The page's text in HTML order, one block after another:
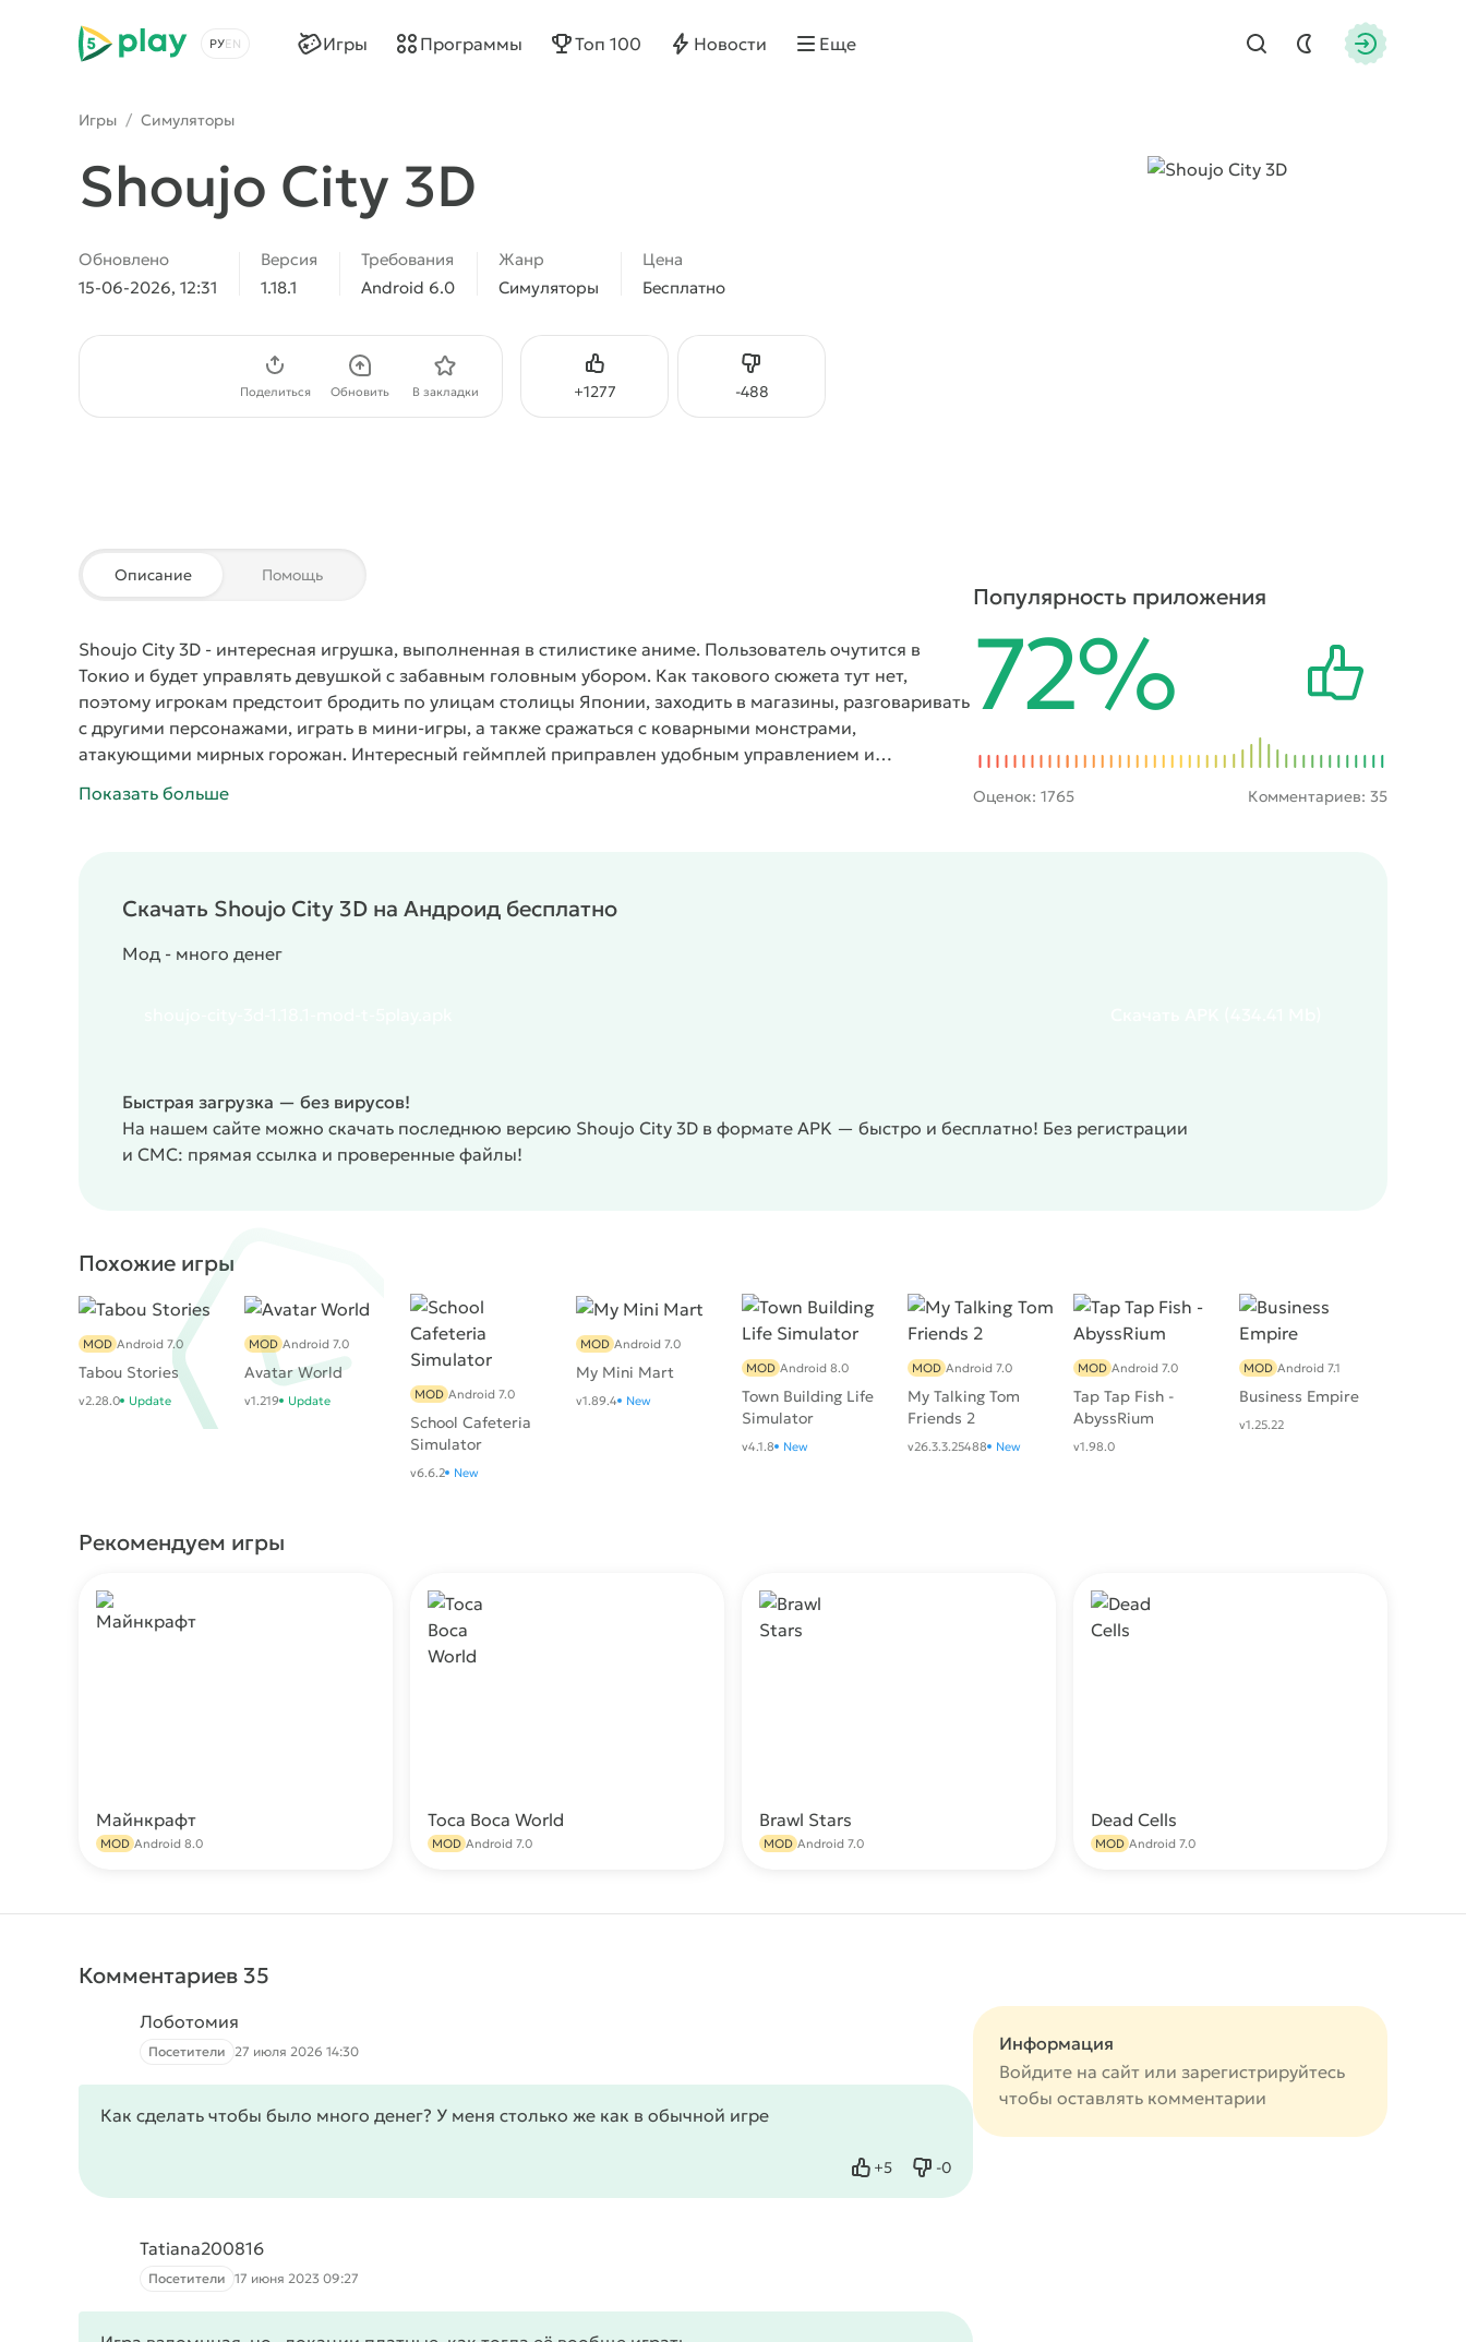
5play
Выбрать язык
Найти
Игры Программы Топ 100 Новости Еще
Игры / Симуляторы
Shoujo City 3D
Обновлено
15-06-2026, 12:31
Версия
1.18.1
Требования
Android 6.0
Жанр
Симуляторы
Цена
Бесплатно
+1277
Нравится -488
Не нравится
Поделиться Обновить В закладки
Описание Помощь
Shoujo City 3D - интересная игрушка, выполненная в стилистике аниме. Пользователь очутится в
Токио и будет управлять девушкой с забавным головным убором. Как такового сюжета тут нет,
поэтому игрокам предстоит бродить по улицам столицы Японии, заходить в магазины, разговаривать
с другими персонажами, играть в мини-игры, а также сражаться с коварными монстрами,
атакующими мирных горожан. Интересный геймплей приправлен удобным управлением и
прохождения.
Показать больше
Популярность приложения
72%
Оценок: 1765 Комментариев: 35
Скачать Shoujo City 3D на Андроид бесплатно
Мод - много денег
Быстрая загрузка — без вирусов!
На нашем сайте можно скачать последнюю версию Shoujo City 3D в формате APK — быстро и бесплатно! Без регистрации
и СМС: прямая ссылка и проверенные файлы!
Похожие игры
Tabou Stories
MOD Android 7.0
v2.28.0 Update
Avatar World
MOD Android 7.0
v1.219 Update
School Cafeteria
Simulator
MOD Android 7.0
v6.6.2 New
My Mini Mart
MOD Android 7.0
v1.89.4 New
Town Building Life
Simulator
MOD Android 8.0
v4.1.8 New
My Talking Tom
Friends 2
MOD Android 7.0
v26.3.3.25488 New
Tap Tap Fish -
AbyssRium
MOD Android 7.0
v1.98.0
Business Empire
MOD Android 7.1
v1.25.22
Рекомендуем игры
Майнкрафт
MOD Android 8.0
Toca Boca World
MOD Android 7.0
Brawl Stars
MOD Android 7.0
Dead Cells
MOD Android 7.0
Комментариев 35
Лоботомия
Посетители 27 июля 2026 14:30
Как сделать чтобы было много денег? У меня столько же как в обычной игре
+5
Нравится -0
Не нравится
Tatiana200816
Посетители 17 июня 2023 09:27
Информация
Войдите на сайт или зарегистрируйтесь
чтобы оставлять комментарии